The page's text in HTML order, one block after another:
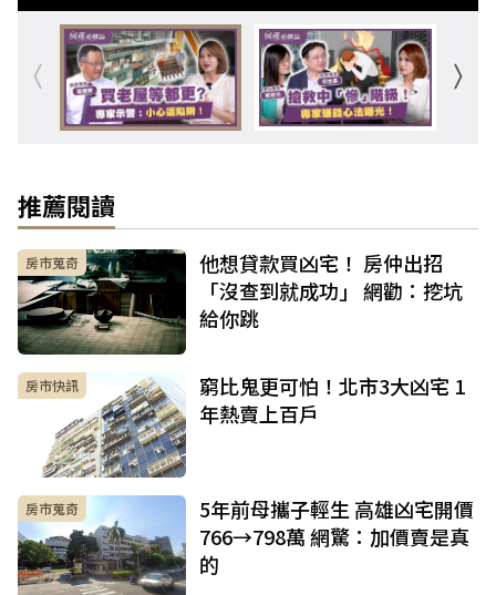
推薦閱讀
房市蒐奇
他想貸款買凶宅！ 房仲出招
「沒查到就成功」 網勸：挖坑
給你跳
房市快訊
窮比鬼更可怕！北市3大凶宅 1
年熱賣上百戶
房市蒐奇
5年前母攜子輕生 高雄凶宅開價
766→798萬 網驚：加價賣是真
的